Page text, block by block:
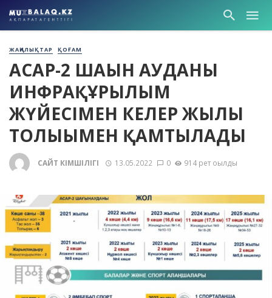
ЖАҢАЛЫҚТАР ҚОҒАМ
АСАР-2 ШАҒЫН АУДАНЫ
ИНФРАҚҰРЫЛЫМ
ЖҮЙЕСІМЕН КЕЛЕР ЖЫЛЫ
ТОЛЫҒЫМЕН ҚАМТЫЛАДЫ
САЙТ ӘКІМШІЛІГІ 13.05.2022 0 914 рет оқылды